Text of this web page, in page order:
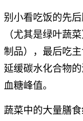
别小看吃饭的先
（尤其是绿叶蔬
制品），最后吃
延缓碳水化合物
血糖峰值。
蔬菜中的大量膳